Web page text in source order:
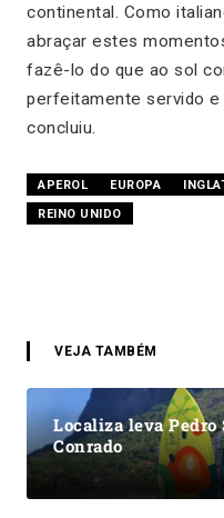
continental. Como
abraçar estes
fazê-lo do que ao sol
perfeitamente servido e
concluiu.
APEROL EUROPA
REINO UNIDO
VEJA TAMBÉM
Localiza leva Pedro
Conrado